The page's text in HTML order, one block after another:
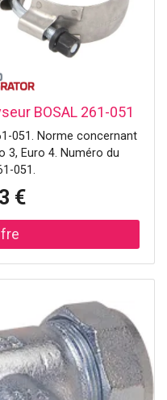
pots de yaourt de 4 g.
BOSAL 261-051
051. Norme concernant
3, Euro 4. Numéro du
051.
€